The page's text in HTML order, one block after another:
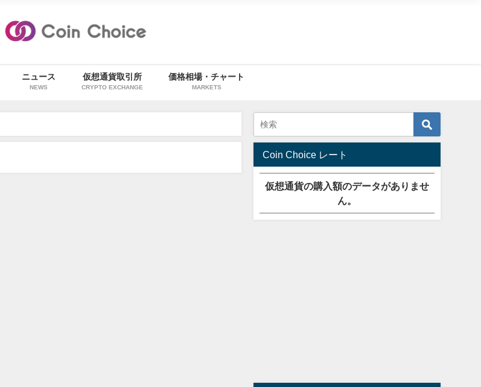
ニュース
NEWS
仮想通貨取引所
CRYPTO EXCHANGE
価格相場・チャート
MARKETS
Coin Choice レート
仮想通貨の購入額のデータがありませ
ん。